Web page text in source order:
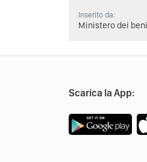
Inserito da:
Ministero dei
Scarica la App: